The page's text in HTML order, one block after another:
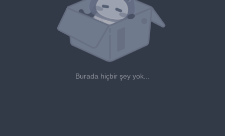
Burada hiçbir şey yok...